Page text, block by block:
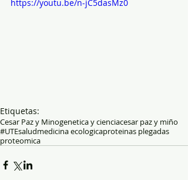
https://youtu.be/n-jC5dasMz0
Etiquetas:
Cesar Paz y Minogenetica y cienciacesar paz y miño
#UTEsaludmedicina ecologicaproteinas plegadas
proteomica